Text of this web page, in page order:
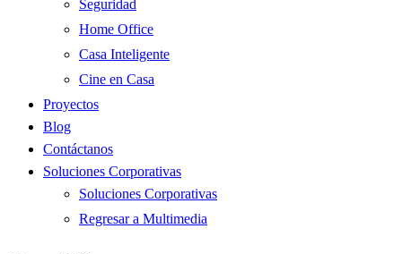
Seguridad
Home Office
Casa Inteligente
Cine en Casa
Proyectos
Blog
Contáctanos
Soluciones Corporativas
Soluciones Corporativas
Regresar a Multimedia